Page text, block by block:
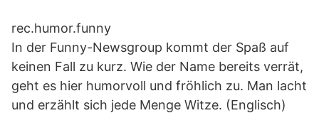
rec.humor.funny
In der Funny-Newsgroup kommt der Spaß auf
keinen Fall zu kurz. Wie der Name bereits verrät,
geht es hier humorvoll und fröhlich zu. Man lacht
und erzählt sich jede Menge Witze. (Englisch)